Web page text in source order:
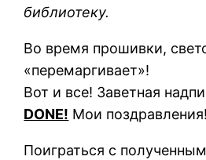
библиотеку.
Во время прошивки,
«перемаргивает»!
Вот и все! Заветная
DONE! Мои поздравления!
Поиграться с